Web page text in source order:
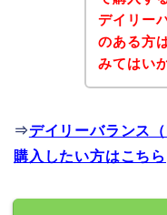
デイリー
のある方
みてはい
⇒デイリーバランス
購入したい方はこちら